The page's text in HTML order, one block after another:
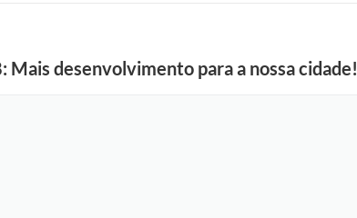
desenvolvimento para a nossa cidade!